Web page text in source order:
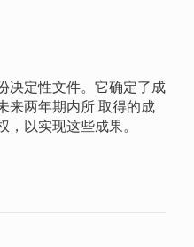
决定性文件。它确定了成
来两年期内所 取得的成
，以实现这些成果。